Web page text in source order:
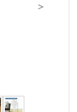
＞